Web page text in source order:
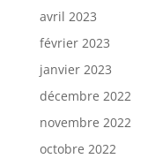
avril 2023
février 2023
janvier 2023
décembre 2022
novembre 2022
octobre 2022